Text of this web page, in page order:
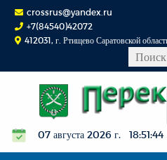
crossrus@yandex.ru
+7(84540)42072
412031, г. Ртищево Саратовской
07 августа 2026 г. 18:51:45